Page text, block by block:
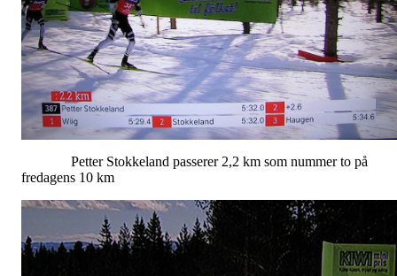
Petter Stokkeland passerer 2,2 km som nummer to på
fredagens 10 km